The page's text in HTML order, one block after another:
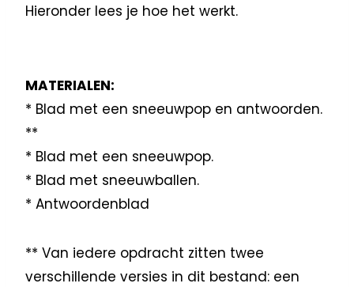
Hieronder lees je hoe het werkt.
MATERIALEN:
* Blad met een sneeuwpop en antwoorden.
**
* Blad met een sneeuwpop.
* Blad met sneeuwballen.
* Antwoordenblad
** Van iedere opdracht zitten twee
verschillende versies in dit bestand: een